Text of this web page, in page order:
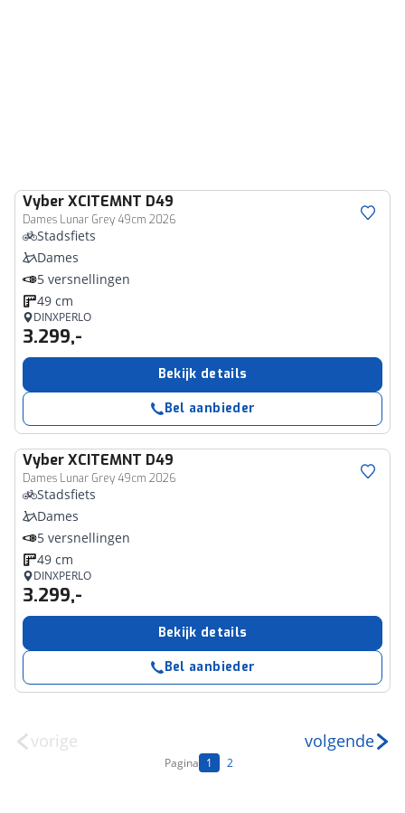
VyberXCITEMNT D49
Dames Lunar Grey 49cm 2026
Stadsfiets
Dames
5 versnellingen
49 cm
DINXPERLO
3.299,-
Bekijk details
Bel aanbieder
VyberXCITEMNT D49
Dames Lunar Grey 49cm 2026
Stadsfiets
Dames
5 versnellingen
49 cm
DINXPERLO
3.299,-
Bekijk details
Bel aanbieder
vorige
Pagina 1 2
volgende